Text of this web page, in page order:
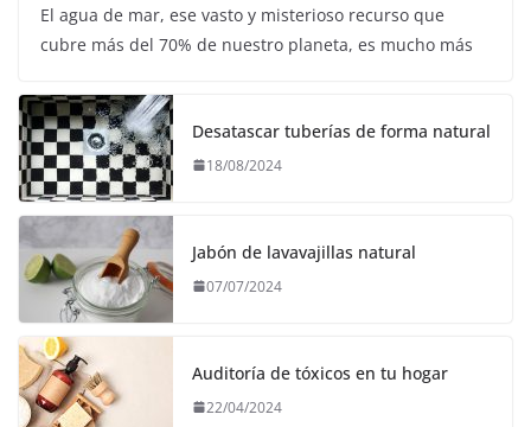
El agua de mar, ese vasto y misterioso recurso que
cubre más del 70% de nuestro planeta, es mucho más
Desatascar tuberías de forma natural
18/08/2024
Jabón de lavavajillas natural
07/07/2024
Auditoría de tóxicos en tu hogar
22/04/2024